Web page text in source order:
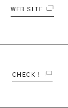
WEB SITE
CHECK！